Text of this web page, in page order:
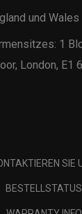
und
1
London, E1
SIE
BESTELLSTATUS